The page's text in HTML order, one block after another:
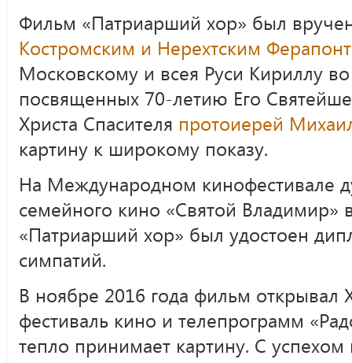
Фильм «Патриарший хор» был
Костромским и Нерехтским
Московскому и всея Руси Кириллу
посвященных 70-летию Его
Христа Спасителя протоиерей
картину к широкому показу.
На Международном кинофестивале
семейного кино «Святой Владимир»
«Патриарший хор» был удостоен
симпатий.
В ноябре 2016 года фильм
фестиваль кино и телепрограмм
тепло принимает картину. С